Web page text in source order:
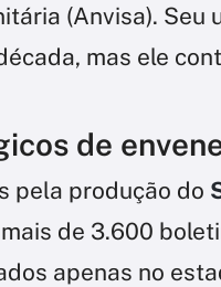
(Anvisa). Seu
mas ele
de
pela produção do
de 3.600
apenas no